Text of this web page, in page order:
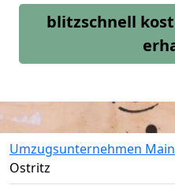
blitzschnell
Umzugsunternehmen
Ostritz